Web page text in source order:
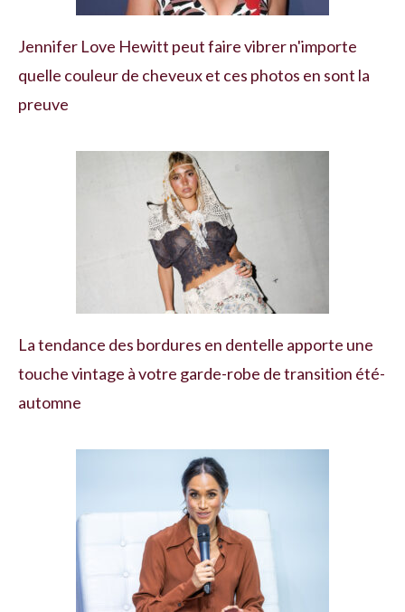
Jennifer Love Hewitt peut faire vibrer n'importe
quelle couleur de cheveux et ces photos en sont la
preuve
La tendance des bordures en dentelle apporte une
touche vintage à votre garde-robe de transition été-
automne